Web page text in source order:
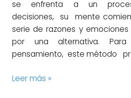
se enfrenta a un
decisiones, su mente
serie de razones y
por una alternativa.
pensamiento, este método
Leer más »